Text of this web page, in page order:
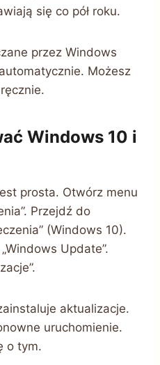
się co pół roku.
przez Windows
Możesz
Windows 10 i
prosta. Otwórz menu
Przejdź do
(Windows 10).
Update”.
aktualizacje.
uruchomienie.
o tym.